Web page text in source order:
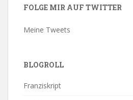
FOLGE MIR AUF TWITTER
Meine Tweets
BLOGROLL
Franziskript